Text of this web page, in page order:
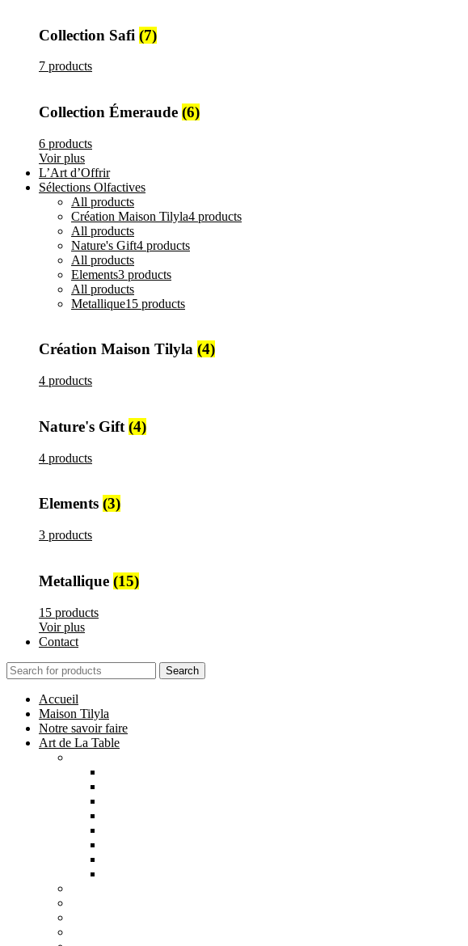
Collection Safi (7)
7 products
Collection Émeraude (6)
6 products
Voir plus
L’Art d’Offrir
Sélections Olfactives
All products
Création Maison Tilyla4 products
All products
Nature's Gift4 products
All products
Elements3 products
All products
Metallique15 products
Création Maison Tilyla (4)
4 products
Nature's Gift (4)
4 products
Elements (3)
3 products
Metallique (15)
15 products
Voir plus
Contact
Search
Accueil
Maison Tilyla
Notre savoir faire
Art de La Table